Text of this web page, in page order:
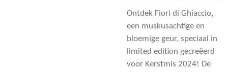
Ontdek Fiori di Ghiaccio,
een muskusachtige en
bloemige geur, speciaal in
limited edition gecreëerd
voor Kerstmis 2024! De